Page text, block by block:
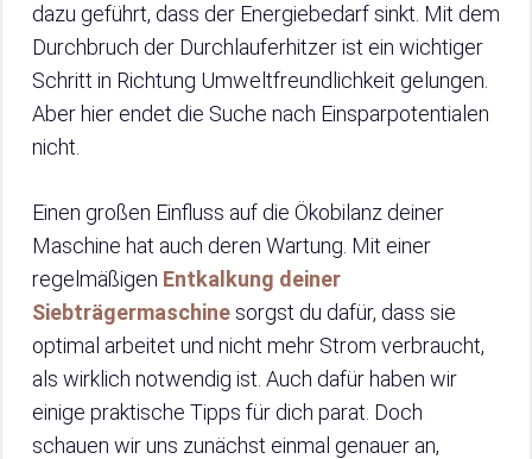
dazu geführt, dass der Energiebedarf sinkt. Mit dem
Durchbruch der Durchlauferhitzer ist ein wichtiger
Schritt in Richtung Umweltfreundlichkeit gelungen.
Aber hier endet die Suche nach Einsparpotentialen
nicht.
Einen großen Einfluss auf die Ökobilanz deiner
Maschine hat auch deren Wartung. Mit einer
regelmäßigen Entkalkung deiner
Siebträgermaschine sorgst du dafür, dass sie
optimal arbeitet und nicht mehr Strom verbraucht,
als wirklich notwendig ist. Auch dafür haben wir
einige praktische Tipps für dich parat. Doch
schauen wir uns zunächst einmal genauer an,